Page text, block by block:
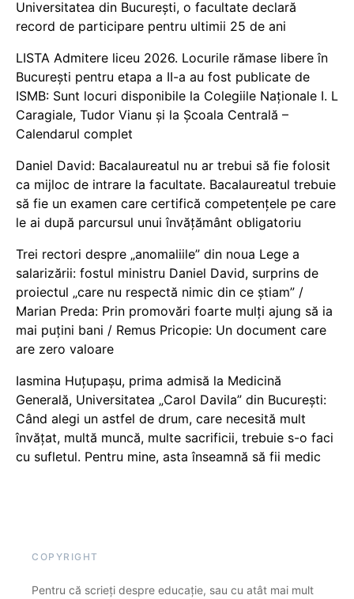
Universitatea din București, o facultate declară
record de participare pentru ultimii 25 de ani
LISTA Admitere liceu 2026. Locurile rămase libere în
București pentru etapa a II-a au fost publicate de
ISMB: Sunt locuri disponibile la Colegiile Naționale I. L
Caragiale, Tudor Vianu și la Școala Centrală –
Calendarul complet
Daniel David: Bacalaureatul nu ar trebui să fie folosit
ca mijloc de intrare la facultate. Bacalaureatul trebuie
să fie un examen care certifică competențele pe care
le ai după parcursul unui învățământ obligatoriu
Trei rectori despre „anomaliile” din noua Lege a
salarizării: fostul ministru Daniel David, surprins de
proiectul „care nu respectă nimic din ce știam” /
Marian Preda: Prin promovări foarte mulți ajung să ia
mai puțini bani / Remus Pricopie: Un document care
are zero valoare
Iasmina Huțupașu, prima admisă la Medicină
Generală, Universitatea „Carol Davila” din București:
Când alegi un astfel de drum, care necesită mult
învățat, multă muncă, multe sacrificii, trebuie s-o faci
cu sufletul. Pentru mine, asta înseamnă să fii medic
COPYRIGHT
Pentru că scrieți despre educație, sau cu atât mai mult